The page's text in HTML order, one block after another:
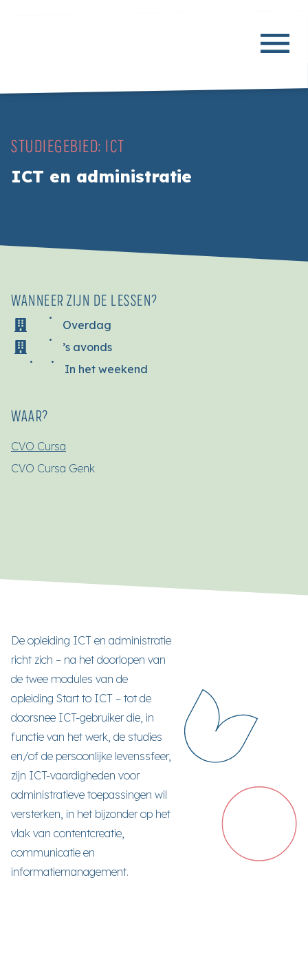
STUDIEGEBIED: ICT
ICT en administratie
WANNEER ZIJN DE LESSEN?
Overdag
’s avonds
In het weekend
WAAR?
CVO Cursa
CVO Cursa Genk
De opleiding ICT en administratie
richt zich – na het doorlopen van
de twee modules van de
opleiding Start to ICT – tot de
doorsnee ICT-gebruiker die, in
functie van het werk, de studies
en/of de persoonlijke levenssfeer,
zijn ICT-vaardigheden voor
administratieve toepassingen wil
versterken, in het bijzonder op het
vlak van contentcreatie,
communicatie en
informatiemanagement.